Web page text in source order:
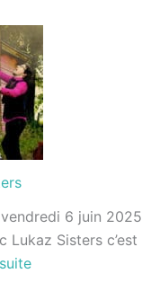
Byzance
6 juin 2025
Lukaz Sisters c’est
: